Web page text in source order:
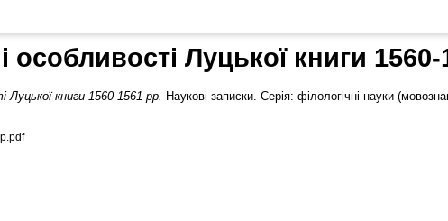
особливості Луцької книги
Луцької книги 1560-1561 рр. Наукові записки. Серія: філологічні науки